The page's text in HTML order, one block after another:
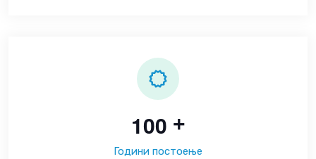
100 +
Години постоење